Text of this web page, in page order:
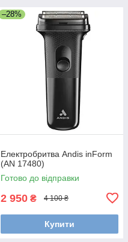
–28%
Електробритва Andis inForm
(AN 17480)
Готово до відправки
2 950 ₴ 4 100 ₴
Купити